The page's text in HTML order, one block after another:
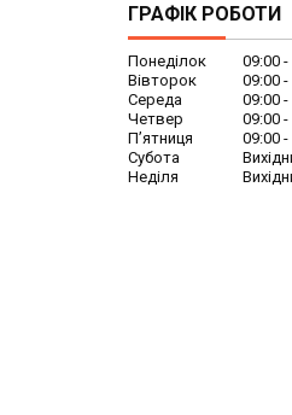
ГРАФІК РОБОТИ
Понеділок 09:00
Вівторок
09:00
Середа
09:00
Четвер
09:00
Пʼятниця
09:00
Субота
Неділя